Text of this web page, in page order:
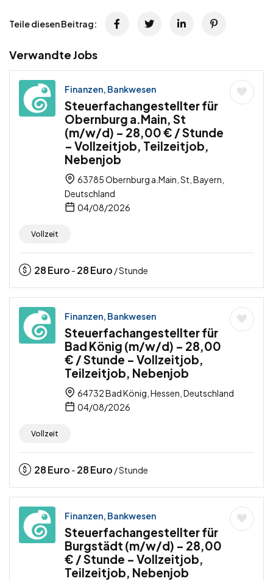
Teile diesen Beitrag:
Verwandte Jobs
Finanzen, Bankwesen
Steuerfachangestellter für
Obernburg a.Main, St
(m/w/d) – 28,00 € / Stunde
– Vollzeitjob, Teilzeitjob,
Nebenjob
63785 Obernburg a.Main, St, Bayern,
Deutschland
04/08/2026
Vollzeit
28Euro - 28Euro / Stunde
Finanzen, Bankwesen
Steuerfachangestellter für
Bad König (m/w/d) – 28,00
€ / Stunde – Vollzeitjob,
Teilzeitjob, Nebenjob
64732 Bad König, Hessen, Deutschland
04/08/2026
Vollzeit
28Euro - 28Euro / Stunde
Finanzen, Bankwesen
Steuerfachangestellter für
Burgstädt (m/w/d) – 28,00
€ / Stunde – Vollzeitjob,
Teilzeitjob, Nebenjob